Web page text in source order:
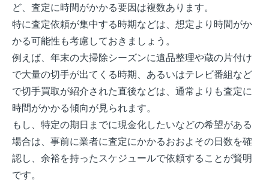
ど、査定に時間がかかる要因は複数あります。
特に査定依頼が集中する時期などは、想定より時間がか
かる可能性も考慮しておきましょう。
例えば、年末の大掃除シーズンに遺品整理や蔵の片付け
で大量の切手が出てくる時期、あるいはテレビ番組など
で切手買取が紹介された直後などは、通常よりも査定に
時間がかかる傾向が見られます。
もし、特定の期日までに現金化したいなどの希望がある
場合は、事前に業者に査定にかかるおおよその日数を確
認し、余裕を持ったスケジュールで依頼することが賢明
です。